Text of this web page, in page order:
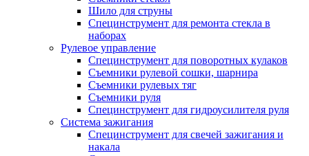
Шило для струны
Специнструмент для ремонта стекла в
наборах
Рулевое управление
Специнструмент для поворотных кулаков
Съемники рулевой сошки, шарнира
Съемники рулевых тяг
Съемники руля
Специнструмент для гидроусилителя руля
Система зажигания
Специнструмент для свечей зажигания и
накала